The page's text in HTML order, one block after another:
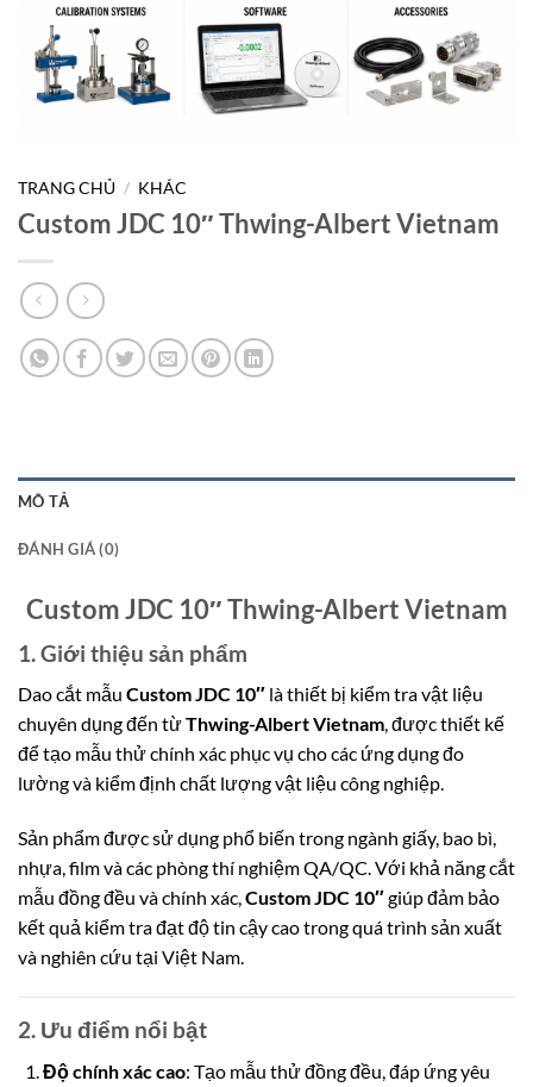
TRANG CHỦ / KHÁC
Custom JDC 10″ Thwing-Albert Vietnam
MÔ TẢ
ĐÁNH GIÁ (0)
Custom JDC 10″ Thwing-Albert Vietnam
1. Giới thiệu sản phẩm
Dao cắt mẫu Custom JDC 10″ là thiết bị kiểm tra vật liệu
chuyên dụng đến từThwing-Albert Vietnam, được thiết kế
để tạo mẫu thử chính xác phục vụ cho các ứng dụng đo
lường và kiểm định chất lượng vật liệu công nghiệp.
Sản phẩm được sử dụng phổ biến trong ngành giấy, bao bì,
nhựa, film và các phòng thí nghiệm QA/QC. Với khả năng cắt
mẫu đồng đều và chính xác,Custom JDC 10″giúp đảm bảo
kết quả kiểm tra đạt độ tin cậy cao trong quá trình sản xuất
và nghiên cứu tại Việt Nam.
2. Ưu điểm nổi bật
Độ chính xác cao: Tạo mẫu thử đồng đều, đáp ứng yêu